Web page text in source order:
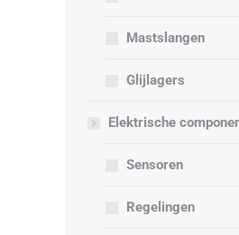
Mastslangen
Glijlagers
Elektrische
Sensoren
Regelingen